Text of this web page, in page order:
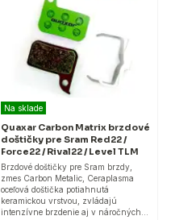
Na sklade
Quaxar Carbon Matrix brzdové
doštičky pre Sram Red22 /
Force22 / Rival22 / Level TLM
Brzdové doštičky pre Sram brzdy,
zmes Carbon Metalic, Ceraplasma
oceľová doštička potiahnutá
keramickou vrstvou, zvládajú
intenzívne brzdenie aj v náročných…